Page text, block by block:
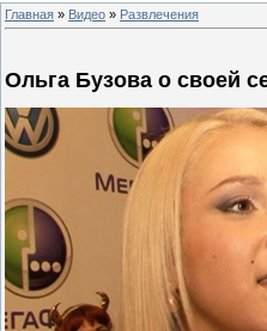
Главная » Видео » Развлечения
Ольга Бузова о своей